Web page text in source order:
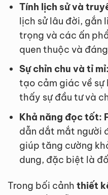
Tính lịch sử và
lịch sử lâu đời, gắn
trọng và các ấn
quen thuộc và
Sự chỉn chu và tỉ mỉ:
tạo cảm giác về sự
thấy sự đầu tư và
Khả năng đọc tốt:
dẫn dắt mắt người
giúp tăng cường
dung, đặc biệt là
Trong bối cảnh thiết